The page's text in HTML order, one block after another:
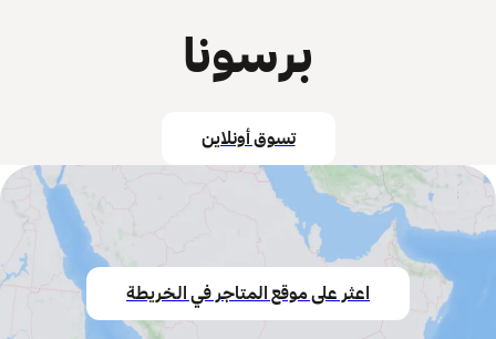
برسونا
تسوق أونلاين
اعثر على موقع المتاجر في الخريطة